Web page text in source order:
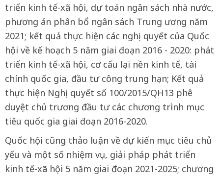
triển kinh tế-xã hội, dự toán ngân sách nhà nước,
phương án phân bổ ngân sách Trung ương năm
2021; kết quả thực hiện các nghị quyết của Quốc
hội về kế hoạch 5 năm giai đoạn 2016 - 2020: phát
triển kinh tế-xã hội, cơ cấu lại nền kinh tế, tài
chính quốc gia, đầu tư công trung hạn; Kết quả
thực hiện Nghị quyết số 100/2015/QH13 phê
duyệt chủ trương đầu tư các chương trình mục
tiêu quốc gia giai đoạn 2016-2020.
Quốc hội cũng thảo luận về dự kiến mục tiêu chủ
yếu và một số nhiệm vụ, giải pháp phát triển
kinh tế-xã hội 5 năm giai đoạn 2021-2025; chương